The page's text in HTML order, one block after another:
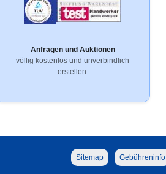
Anfragen und Auktionen
völlig kostenlos und unverbindlich
erstellen.
Sitemap Gebühreninfo